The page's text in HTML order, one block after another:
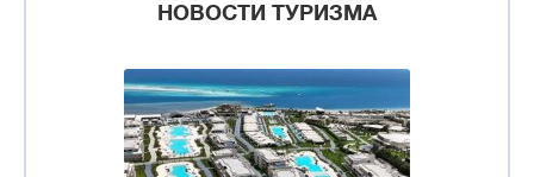
НОВОСТИ ТУРИЗМА